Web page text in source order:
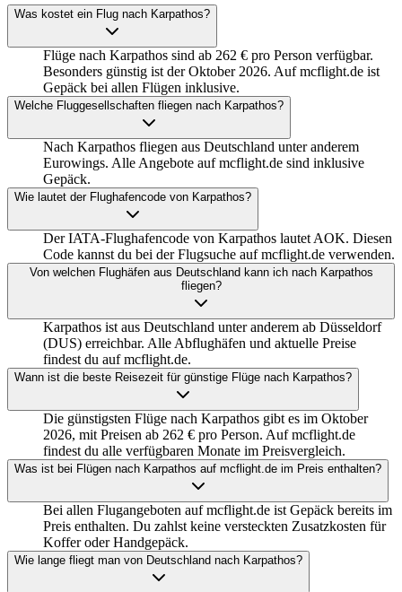
Was kostet ein Flug nach Karpathos?
Flüge nach Karpathos sind ab 262 € pro Person verfügbar.
Besonders günstig ist der Oktober 2026. Auf mcflight.de ist
Gepäck bei allen Flügen inklusive.
Welche Fluggesellschaften fliegen nach Karpathos?
Nach Karpathos fliegen aus Deutschland unter anderem
Eurowings. Alle Angebote auf mcflight.de sind inklusive
Gepäck.
Wie lautet der Flughafencode von Karpathos?
Der IATA-Flughafencode von Karpathos lautet AOK. Diesen
Code kannst du bei der Flugsuche auf mcflight.de verwenden.
Von welchen Flughäfen aus Deutschland kann ich nach Karpathos
fliegen?
Karpathos ist aus Deutschland unter anderem ab Düsseldorf
(DUS) erreichbar. Alle Abflughäfen und aktuelle Preise
findest du auf mcflight.de.
Wann ist die beste Reisezeit für günstige Flüge nach Karpathos?
Die günstigsten Flüge nach Karpathos gibt es im Oktober
2026, mit Preisen ab 262 € pro Person. Auf mcflight.de
findest du alle verfügbaren Monate im Preisvergleich.
Was ist bei Flügen nach Karpathos auf mcflight.de im Preis enthalten?
Bei allen Flugangeboten auf mcflight.de ist Gepäck bereits im
Preis enthalten. Du zahlst keine versteckten Zusatzkosten für
Koffer oder Handgepäck.
Wie lange fliegt man von Deutschland nach Karpathos?